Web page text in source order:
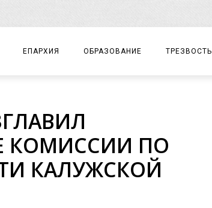
ЕПАРХИЯ
ЕПАРХИАЛЬНОЕ УПРАВЛЕНИЕ
ДОКУМЕНТЫ
ЕПАРХИАЛЬНЫЕ ОТДЕЛЫ
ОБРАЗОВАНИЕ
ДЕТСКИЙ ТУРИЗМ
ТРЕЗВОСТЬ
ЗАМЕТКИ
КОМИССИИ ПО
КАЛУЖСКОЙ